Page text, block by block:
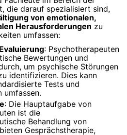
die darauf spezialisiert sind,
von emotionalen,
Herausforderungen zu
umfassen:
: Psychotherapeuten
Bewertungen und
um psychische Störungen
identifizieren. Dies kann
Tests und
umfassen.
: Die Hauptaufgabe von
ist die
Behandlung von
Gesprächstherapie,